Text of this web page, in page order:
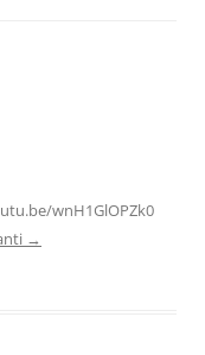
wnH1GlOPZk0
→